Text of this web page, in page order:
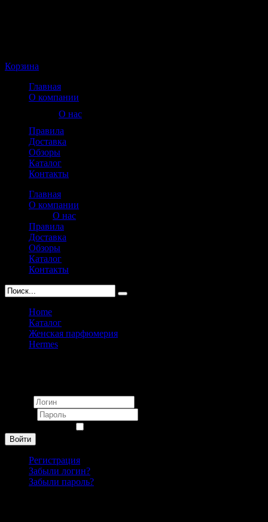
Корзина
Главная
О компании
О нас
Правила
Доставка
Обзоры
Каталог
Контакты
Главная
О компании
О нас
Правила
Доставка
Обзоры
Каталог
Контакты
Home
Каталог
Женская парфюмерия
Hermes
Войти
Регистрация
Забыли логин?
Забыли пароль?